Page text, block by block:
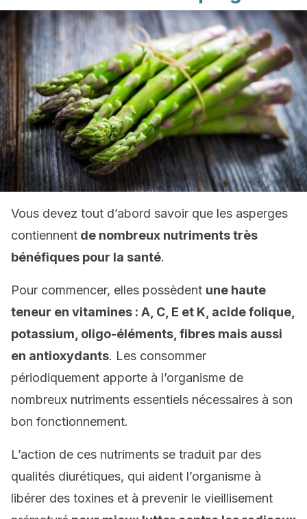
Vous devez tout d’abord savoir que les asperges
contiennent de nombreux nutriments très
bénéfiques pour la santé.
Pour commencer, elles possèdent une haute
teneur en vitamines : A, C, E et K, acide folique,
potassium, oligo-éléments, fibres mais aussi
en antioxydants. Les consommer
périodiquement apporte à l’organisme de
nombreux nutriments essentiels nécessaires à son
bon fonctionnement.
L’action de ces nutriments se traduit par des
qualités diurétiques, qui aident l’organisme à
libérer des toxines et à prevenir le vieillisement